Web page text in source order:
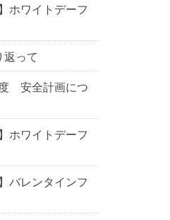
ホワイトデーフ
返って
度 安全計画につ
ホワイトデーフ
バレンタインフ